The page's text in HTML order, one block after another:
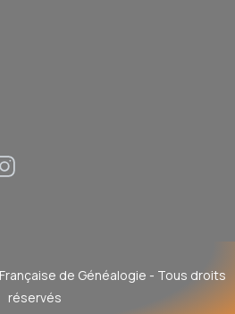
de Généalogie - Tous droits
réservés